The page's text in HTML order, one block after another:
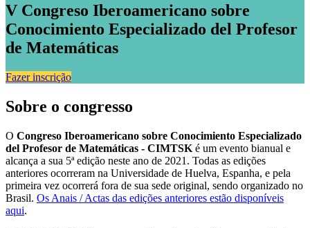
V Congreso Iberoamericano sobre
Conocimiento Especializado del Profesor
de Matemáticas
Fazer inscrição
Sobre o congresso
O Congreso Iberoamericano sobre Conocimiento Especializado
del Profesor de Matemáticas - CIMTSK é um evento bianual e
alcança a sua 5ª edição neste ano de 2021. Todas as edições
anteriores ocorreram na Universidade de Huelva, Espanha, e pela
primeira vez ocorrerá fora de sua sede original, sendo organizado no
Brasil. Os Anais / Actas das edições anteriores estão disponíveis
aqui.